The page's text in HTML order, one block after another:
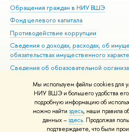
Мы используем файлы cookies для
НИУ ВШЭ и большего удобства его
подробную информацию об
можно найти здесь, наши правила
данных –здесь. Продолжая
подтверждаете, что были
Обращения граждан в НИУ ВШЭ
Фонд целевого капитала
Противодействие коррупции
Сведения о доходах, расходах, об
обязательствах имущественного
Сведения об образовательной
Людям с ограниченными возможностями
Единая платежная страница
Работа в Вышке